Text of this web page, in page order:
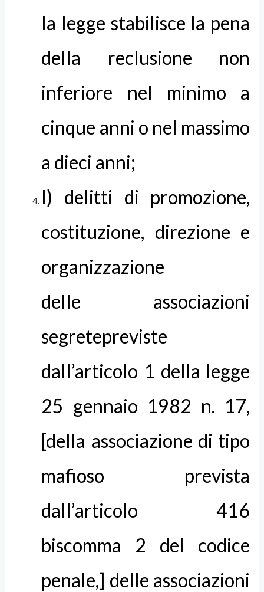
la legge stabilisce la pena
della reclusione non
inferiore nel minimo a
cinque anni o nel massimo
a dieci anni;
l) delitti di promozione,
costituzione, direzione e
organizzazione
delle associazioni
segretepreviste
dall’articolo 1 della legge
25 gennaio 1982 n. 17,
[della associazione di tipo
mafioso prevista
dall’articolo 416
biscomma 2 del codice
penale,] delle associazioni